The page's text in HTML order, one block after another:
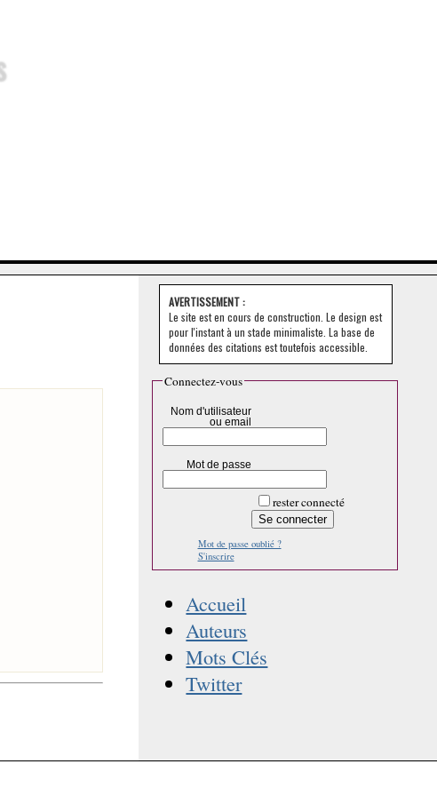
AVERTISSEMENT :
Le site est en cours de construction. Le design est
pour l'instant à un stade minimaliste. La base de
données des citations est toutefois accessible.
Connectez-vous
Nom d'utilisateur
ou email
Mot de passe
rester connecté
Mot de passe oublié ?
S'inscrire
Accueil
Auteurs
Mots Clés
Twitter